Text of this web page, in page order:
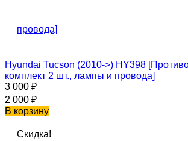
Hyundai Tucson (2010->) HY398
комплект 2 шт., лампы и провода]
3 000 ₽
2 000 ₽
В корзину
Скидка!